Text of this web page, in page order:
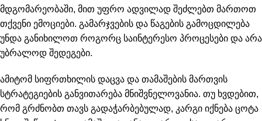
მდგომარეობაში, მით უფრო ადვილად შეძლებთ მართოთ
თქვენი ემოციები. გამარჯვების და წაგების გამოცდილება
უნდა განიხილოთ როგორც საინტერესო პროცესები და არა
უბრალოდ შედეგები.
ამიტომ სიფრთხილის დაცვა და თამაშების მართვის
სტრატეგიების განვითარება მნიშვნელოვანია. თუ ხვდებით,
რომ გრძნობთ თავს გადაჭარბებულად, კარგი იქნება ცოტა